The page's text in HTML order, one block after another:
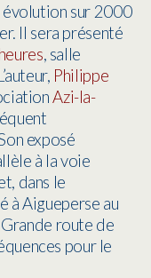
sur 2000
Il sera présenté
, salle
Philippe
Azi-la-
exposé
à la voie
dans le
à Aigueperse au
route de
pour le